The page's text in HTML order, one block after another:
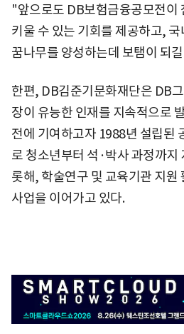
"앞으로도 DB보험금융공모전이
키울 수 있는 기회를 제공하고, 국
꿈나무를 양성하는데 보탬이 되
한편, DB김준기문화재단은 DB
장이 유능한 인재를 지속적으로
전에 기여하고자 1988년 설립된
로 청소년부터 석·박사 과정까지
롯해, 학술연구 및 교육기관 지원
사업을 이어가고 있다.